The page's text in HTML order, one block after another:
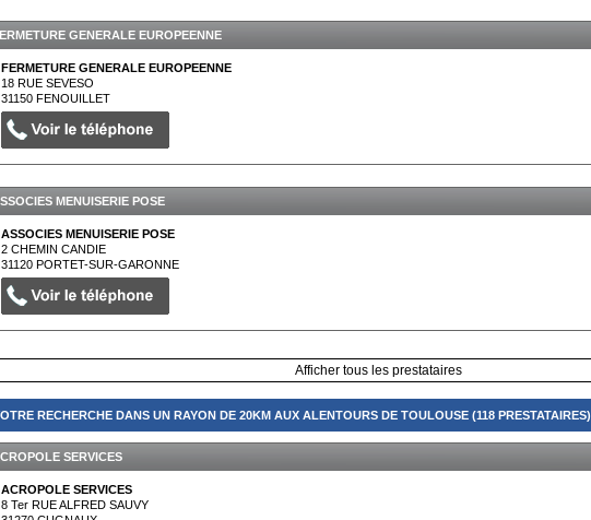
GENERALE EUROPEENNE
FERMETURE GENERALE EUROPEENNE
18 RUE SEVESO
31150FENOUILLET
MENUISERIE POSE
ASSOCIES MENUISERIE POSE
2 CHEMIN CANDIE
31120PORTET-SUR-GARONNE
Afficher tous les prestataires
RECHERCHE DANS UN RAYON DE 20KM AUX ALENTOURS DE TOULOUSE (118 PRESTATAIRES)
SERVICES
ACROPOLE SERVICES
8 Ter RUE ALFRED SAUVY